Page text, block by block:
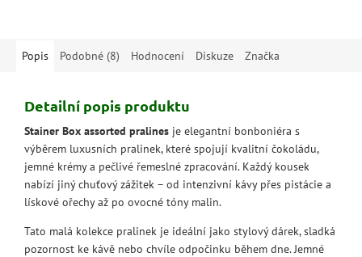
Popis
Podobné (8) Hodnocení Diskuze Značka
Detailní popis produktu
Stainer Box assorted pralines je elegantní bonboniéra s
výběrem luxusních pralinek, které spojují kvalitní čokoládu,
jemné krémy a pečlivé řemeslné zpracování. Každý kousek
nabízí jiný chuťový zážitek – od intenzivní kávy přes pistácie a
lískové ořechy až po ovocné tóny malin.
Tato malá kolekce pralinek je ideální jako stylový dárek, sladká
pozornost ke kávě nebo chvíle odpočinku během dne. Jemné